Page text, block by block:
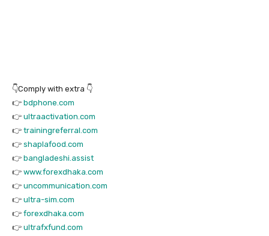
👇Comply with extra 👇
👉 bdphone.com
👉 ultraactivation.com
👉 trainingreferral.com
👉 shaplafood.com
👉 bangladeshi.assist
👉 www.forexdhaka.com
👉 uncommunication.com
👉 ultra-sim.com
👉 forexdhaka.com
👉 ultrafxfund.com